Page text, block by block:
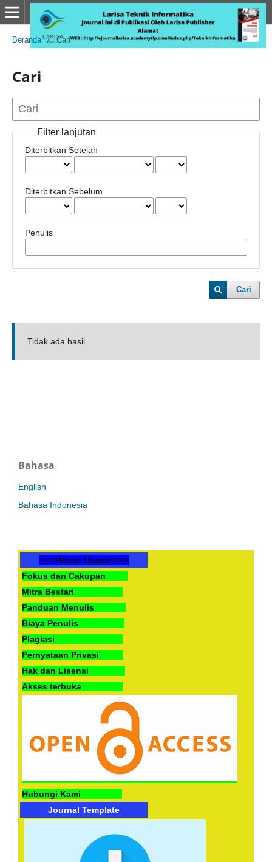
Beranda / Cari
Cari
Filter lanjutan
Diterbitkan Setelah
Diterbitkan Sebelum
Penulis
Cari
Tidak ada hasil
Bahasa
English
Bahasa Indonesia
>>>>Menu Utama<<<<
Fokus dan Cakupan
Mitra Bestari
Panduan Menulis
Biaya Penulis
Plagiasi
Pernyataan Privasi
Hak dan Lisensi
Akses terbuka
Hubungi Kami
Journal Template